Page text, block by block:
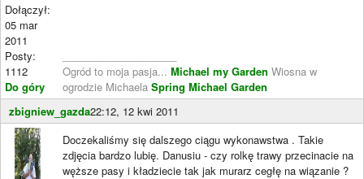
Dołączył:
05 mar
2011
Posty:
1112
Do góry
Ogród to moja pasja... Michael my Garden Wiosna w
ogrodzie Michaela Spring Michael Garden
zbigniew_gazda22:12, 12 kwi 2011
Doczekaliśmy się dalszego ciągu wykonawstwa . Takie
zdjęcia bardzo lubię. Danusiu - czy rolkę trawy przecinacie na
węższe pasy i kładziecie tak jak murarz cegłę na wiązanie ?